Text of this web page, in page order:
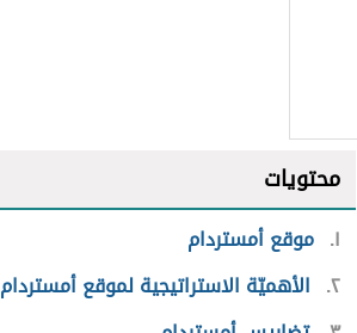
محتويات
١ موقع أمستردام
٢ الأهميّة الاستراتيجية لموقع أمستردام